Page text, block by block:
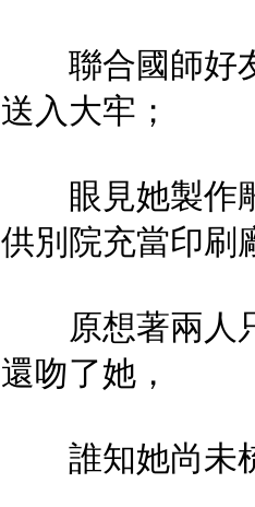
聯合國師好友
送入大牢；
眼見她製作雕
供別院充當印刷
原想著兩人只
還吻了她，
誰知她尚未